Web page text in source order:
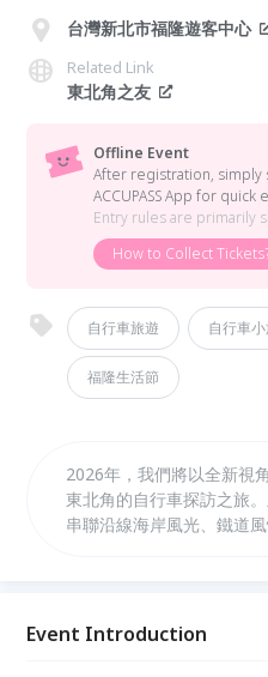
台灣新北市福隆遊客中心
Related Link
東北角之友
Offline Event
After registration,
ACCUPASS App for quick
Entry rules are primarily
How to Collect
自行車旅遊 自行車
福隆生活節
2026年，我們將以全新視
東北角的自行車探訪之旅
串聯沿線海岸風光、鐵道
資源，推廣永續旅遊與地
Event Introduction